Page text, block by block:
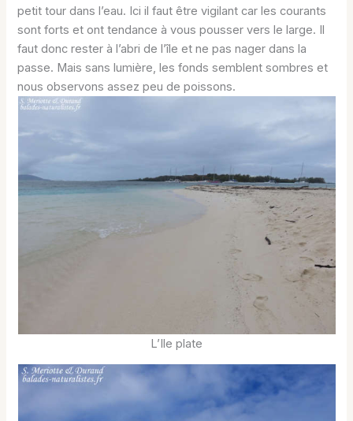
petit tour dans l’eau. Ici il faut être vigilant car les courants
sont forts et ont tendance à vous pousser vers le large. Il
faut donc rester à l’abri de l’île et ne pas nager dans la
passe. Mais sans lumière, les fonds semblent sombres et
nous observons assez peu de poissons.
L’Ile plate